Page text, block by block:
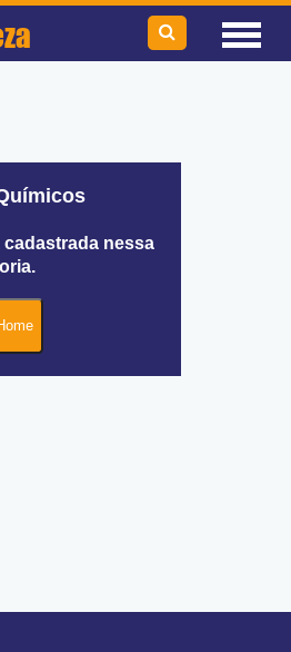
cadastrada nessa